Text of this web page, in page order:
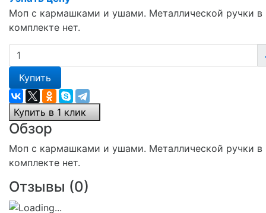
Моп с кармашками и ушами. Металлической ручки в
комплекте нет.
Купить
Купить в 1 клик
Обзор
Моп с кармашками и ушами. Металлической ручки в
комплекте нет.
Отзывы (0)